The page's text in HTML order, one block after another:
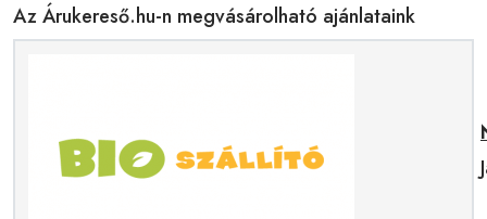
Az Árukereső.hu-n megvásárolható ajánlataink